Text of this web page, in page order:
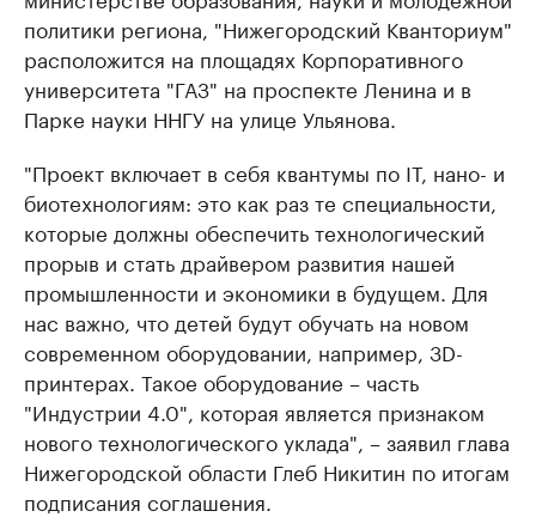
политики региона, "Нижегородский Кванториум"
расположится на площадях Корпоративного
университета "ГАЗ" на проспекте Ленина и в
Парке науки ННГУ на улице Ульянова.
"Проект включает в себя квантумы по IT, нано- и
биотехнологиям: это как раз те специальности,
которые должны обеспечить технологический
прорыв и стать драйвером развития нашей
промышленности и экономики в будущем. Для
нас важно, что детей будут обучать на новом
современном оборудовании, например, 3D-
принтерах. Такое оборудование – часть
"Индустрии 4.0", которая является признаком
нового технологического уклада", – заявил глава
Нижегородской области Глеб Никитин по итогам
подписания соглашения.